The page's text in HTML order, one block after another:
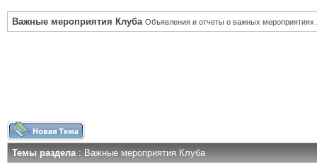
Важные мероприятия Клуба Объявления и отчеты о важных мероприятиях
Темы раздела: Важные мероприятия Клуба